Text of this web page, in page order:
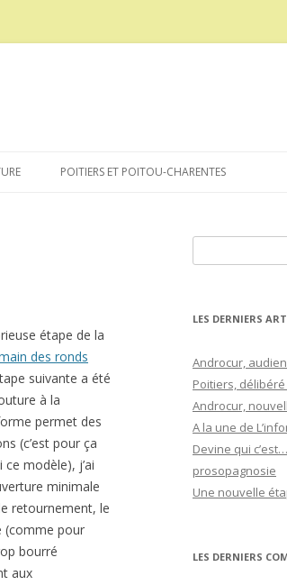
POITIERS ET POITOU-CHARENTES
étape de la
des ronds
suivante a été
à la
permet des
(c’est pour ça
ce modèle), j’ai
minimale
retournement, le
(comme pour
bourré
aux
LES DERNIERS
Androcur,
Poitiers, délibéré
Androcur,
A la une de
Devine qui
prosopagnosie
Une nouvelle
LES DERNIERS